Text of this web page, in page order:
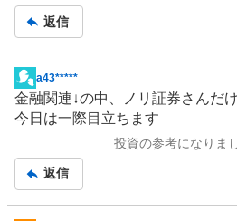
事
返信
掲
示
板
a43*****
金融関連↓の中、ノリ証券さんだ
今日は一際目立ちます
投資の参考になりま
返信